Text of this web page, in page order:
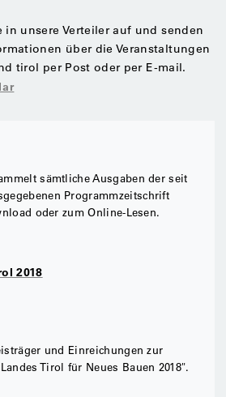
in unsere Verteiler auf und senden
über die Veranstaltungen
tirol per Post oder per E-mail.
sämtliche Ausgaben der seit
Programmzeitschrift
oder zum Online-Lesen.
2018
und Einreichungen zur
Tirol für Neues Bauen 2018".